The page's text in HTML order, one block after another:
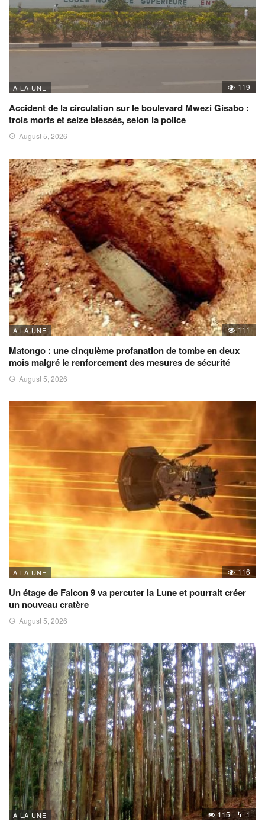
A LA UNE 119
Accident de la circulation sur le boulevard Mwezi Gisabo :
trois morts et seize blessés, selon la police
August 5, 2026
A LA UNE 111
Matongo : une cinquième profanation de tombe en deux
mois malgré le renforcement des mesures de sécurité
August 5, 2026
A LA UNE 116
Un étage de Falcon 9 va percuter la Lune et pourrait créer
un nouveau cratère
August 5, 2026
A LA UNE 115 1